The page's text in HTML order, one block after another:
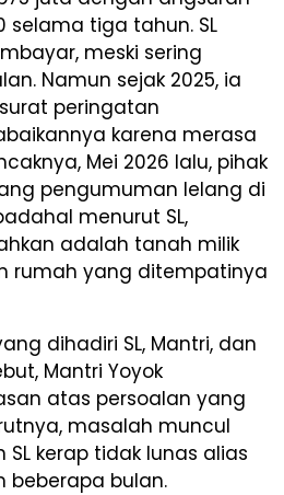
selama tiga tahun. SL
meski sering
Namun sejak 2025, ia
peringatan
karena merasa
Mei 2026 lalu, pihak
pengumuman lelang di
menurut SL,
adalah tanah milik
rumah yang ditempatinya
dihadiri SL, Mantri, dan
Mantri Yoyok
atas persoalan yang
masalah muncul
kerap tidak lunas alias
beberapa bulan.